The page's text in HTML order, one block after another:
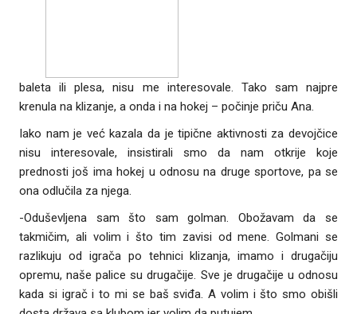
baleta ili plesa, nisu me interesovale. Tako sam najpre
krenula na klizanje, a onda i na hokej – počinje priču Ana.
Iako nam je već kazala da je tipične aktivnosti za devojčice
nisu interesovale, insistirali smo da nam otkrije koje
prednosti još ima hokej u odnosu na druge sportove, pa se
ona odlučila za njega.
-Oduševljena sam što sam golman. Obožavam da se
takmičim, ali volim i što tim zavisi od mene. Golmani se
razlikuju od igrača po tehnici klizanja, imamo i drugačiju
opremu, naše palice su drugačije. Sve je drugačije u odnosu
kada si igrač i to mi se baš sviđa. A volim i što smo obišli